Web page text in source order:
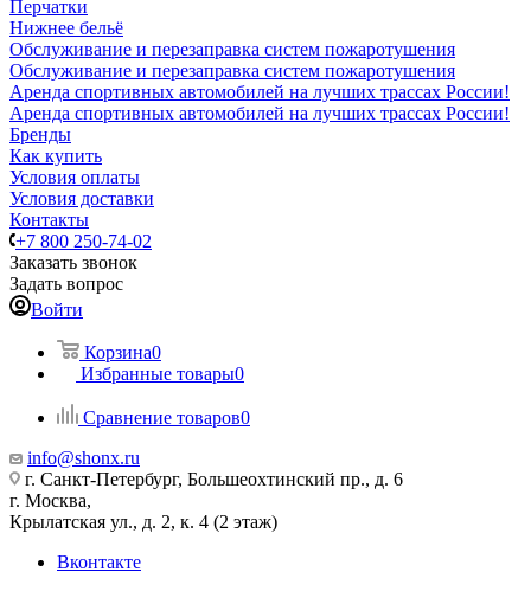
Перчатки
Нижнее бельё
Обслуживание и перезаправка систем пожаротушения
Обслуживание и перезаправка систем пожаротушения
Аренда спортивных автомобилей на лучших трассах России!
Аренда спортивных автомобилей на лучших трассах России!
Бренды
Как купить
Условия оплаты
Условия доставки
Контакты
+7 800 250-74-02
Заказать звонок
Задать вопрос
Войти
Корзина0
Избранные товары0
Сравнение товаров0
info@shonx.ru
г. Санкт-Петербург, Большеохтинский пр., д. 6
г. Москва,
Крылатская ул., д. 2, к. 4 (2 этаж)
Вконтакте